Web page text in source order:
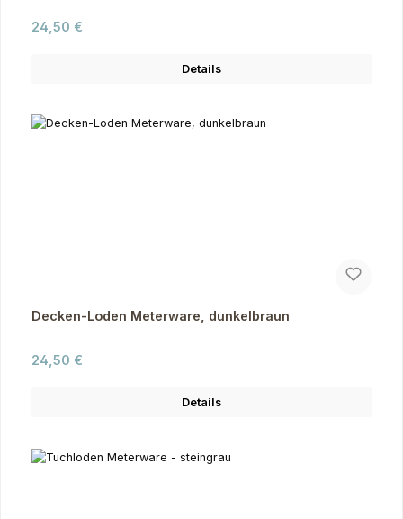
Regulärer Preis:
24,50 €
Details
Decken-Loden Meterware, dunkelbraun
Regulärer Preis:
24,50 €
Details